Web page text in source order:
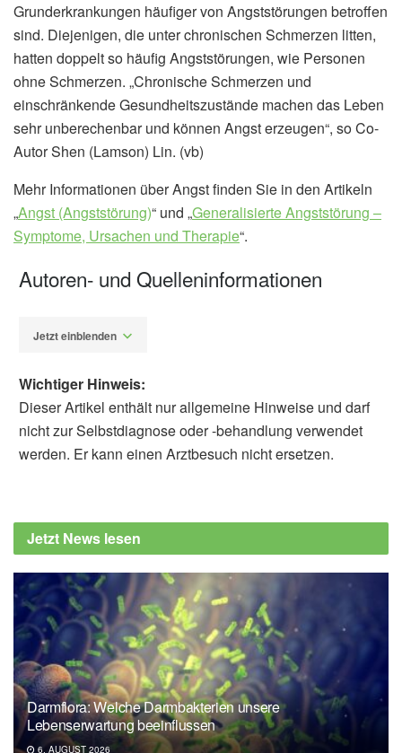
Grunderkrankungen häufiger von Angststörungen betroffen
sind. Diejenigen, die unter chronischen Schmerzen litten,
hatten doppelt so häufig Angststörungen, wie Personen
ohne Schmerzen. „Chronische Schmerzen und
einschränkende Gesundheitszustände machen das Leben
sehr unberechenbar und können Angst erzeugen“, so Co-
Autor Shen (Lamson) Lin. (vb)
Mehr Informationen über Angst finden Sie in den Artikeln
„Angst (Angststörung)“ und „Generalisierte Angststörung –
Symptome, Ursachen und Therapie“.
Autoren- und Quelleninformationen
Jetzt einblenden
Hongmei Tong, u.a.: Nutritional Factors,
Physical Health and Immigrant Status Are
Middle-Aged and Older Adults: Findings from
Baseline Data of The Canadian Longitudinal
Study on Aging (CLSA); in: Journal of
Environmental Research and Public Health,
mdpi.com
University of Toronto: Low fruit and vegetable
intakes and higher body fat linked to anxiety
Wichtiger Hinweis:
Dieser Artikel enthält nur allgemeine Hinweise und darf
nicht zur Selbstdiagnose oder -behandlung verwendet
werden. Er kann einen Arztbesuch nicht ersetzen.
Jetzt News lesen
Darmflora: Welche Darmbakterien unsere
Lebenserwartung beeinflussen
6. AUGUST 2026